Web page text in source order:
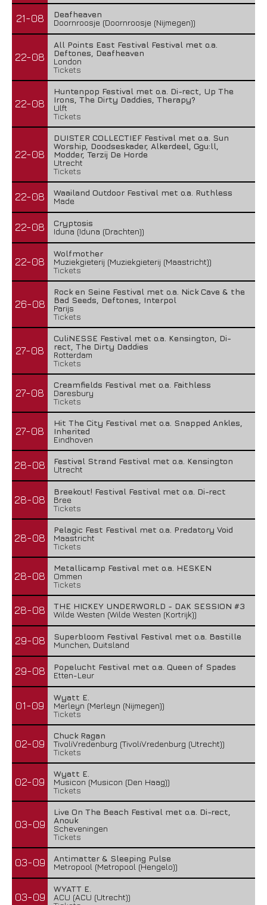
21-08
Deafheaven
Doornroosje (Doornroosje (Nijmegen))
22-08
All Points East Festival Festival met o.a.
Deftones, Deafheaven
London
Tickets
22-08
Huntenpop Festival met o.a. Di-rect, Up The
Irons, The Dirty Daddies, Therapy?
Ulft
Tickets
22-08
DUISTER COLLECTIEF Festival met o.a. Sun
Worship, Doodseskader, Alkerdeel, Ggu:ll,
Modder, Terzij De Horde
Utrecht
Tickets
22-08
Waailand Outdoor Festival met o.a. Ruthless
Made
22-08
Cryptosis
Iduna (Iduna (Drachten))
22-08
Wolfmother
Muziekgieterij (Muziekgieterij (Maastricht))
Tickets
26-08
Rock en Seine Festival met o.a. Nick Cave & the
Bad Seeds, Deftones, Interpol
Parijs
Tickets
27-08
CuliNESSE Festival met o.a. Kensington, Di-
rect, The Dirty Daddies
Rotterdam
Tickets
27-08
Creamfields Festival met o.a. Faithless
Daresbury
Tickets
27-08
Hit The City Festival met o.a. Snapped Ankles,
Inherited
Eindhoven
28-08
Festival Strand Festival met o.a. Kensington
Utrecht
28-08
Breekout! Festival Festival met o.a. Di-rect
Bree
Tickets
28-08
Pelagic Fest Festival met o.a. Predatory Void
Maastricht
Tickets
28-08
Metallicamp Festival met o.a. HESKEN
Ommen
Tickets
28-08
THE HICKEY UNDERWORLD - DAK SESSION #3
Wilde Westen (Wilde Westen (Kortrijk))
29-08
Superbloom Festival Festival met o.a. Bastille
Munchen, Duitsland
29-08
Popelucht Festival met o.a. Queen of Spades
Etten-Leur
01-09
Wyatt E.
Merleyn (Merleyn (Nijmegen))
Tickets
02-09
Chuck Ragan
TivoliVredenburg (TivoliVredenburg (Utrecht))
Tickets
02-09
Wyatt E.
Musicon (Musicon (Den Haag))
Tickets
03-09
Live On The Beach Festival met o.a. Di-rect,
Anouk
Scheveningen
Tickets
03-09
Antimatter & Sleeping Pulse
Metropool (Metropool (Hengelo))
03-09
WYATT E.
ACU (ACU (Utrecht))